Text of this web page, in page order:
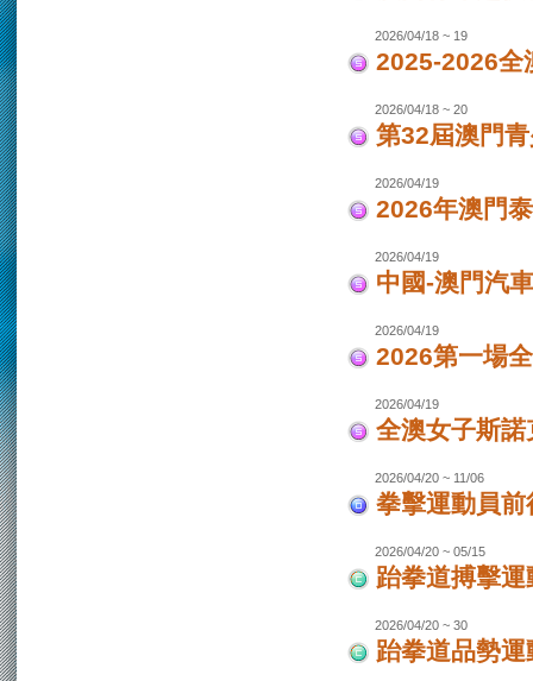
2026/04/18 ~ 19
2025-2026全
2026/04/18 ~ 20
第32屆澳門
2026/04/19
2026年澳門
2026/04/19
中國-澳門汽
2026/04/19
2026第一場
2026/04/19
全澳女子斯諾
2026/04/20 ~ 11/06
拳擊運動員
2026/04/20 ~ 05/15
跆拳道搏擊
2026/04/20 ~ 30
跆拳道品勢